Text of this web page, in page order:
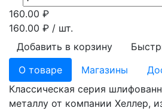
160.00 ₽
160.00 ₽ / шт.
Добавить в корзину
О товаре
Магазины
Классическая серия
металлу от компании Хеллер,